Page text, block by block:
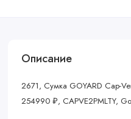
Описание
2671, Сумка GOYARD Cap-
254990 ₽, CAPVE2PMLTY,